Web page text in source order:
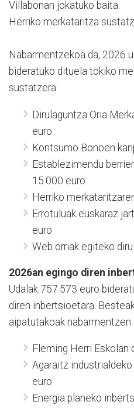
Villabonan jokatuko baita.
Herriko merkataritza
Nabarmentzekoa da, 2026
bideratuko dituela tokiko
sustatzera:
Dirulaguntza Oria
euro
Kontsumo Bonoen
Establezimendu
15.000 euro
Herriko
Errotuluak euskaraz
euro
Web orriak egiteko
2026an egingo diren
Udalak 757.573 euro
diren inbertsioetara.
aipatutakoak nabarmentzen
Fleming Herri Eskolan
Agaraitz
euro
Energia planeko